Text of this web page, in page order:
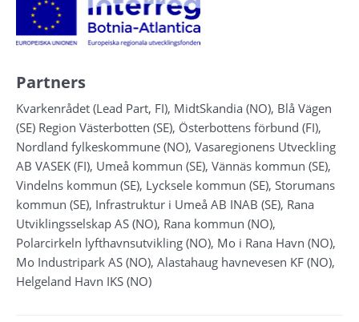
Partners
Kvarkenrådet (Lead Part, FI), MidtSkandia (NO), Blå Vägen
(SE) Region Västerbotten (SE), Österbottens förbund (FI),
Nordland fylkeskommune (NO), Vasaregionens Utveckling
AB VASEK (FI), Umeå kommun (SE), Vännäs kommun (SE),
Vindelns kommun (SE), Lycksele kommun (SE), Storumans
kommun (SE), Infrastruktur i Umeå AB INAB (SE), Rana
Utviklingsselskap AS (NO), Rana kommun (NO),
Polarcirkeln lyfthavnsutvikling (NO), Mo i Rana Havn (NO),
Mo Industripark AS (NO), Alastahaug havnevesen KF (NO),
Helgeland Havn IKS (NO)